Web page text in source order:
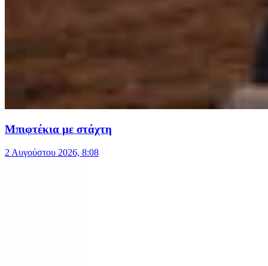
Μπιφτέκια με στάχτη
2 Αυγούστου 2026, 8:08